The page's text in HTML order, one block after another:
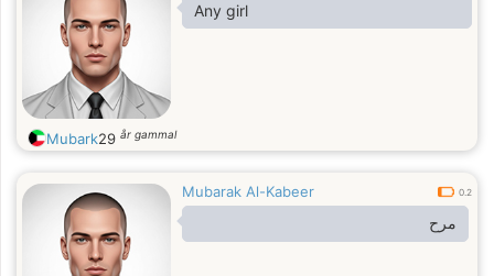
Any girl
Mubark29 år gammal
Mubarak Al-Kabeer 0.2
مرح